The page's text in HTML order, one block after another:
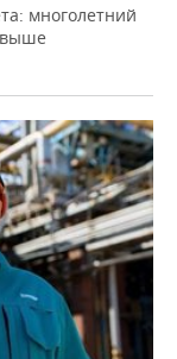
многолетний
выше